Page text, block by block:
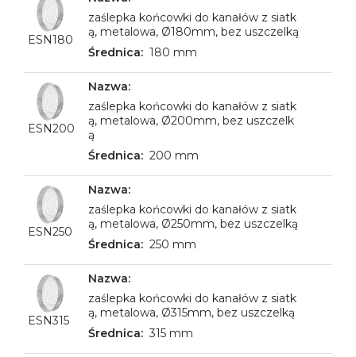
ESN180
zaślepka końcowki do kanałów z siatk
ą, metalowa, Ø180mm, bez uszczelką
180 mm
ESN200
zaślepka końcowki do kanałów z siatk
ą, metalowa, Ø200mm, bez uszczelk
ą
200 mm
ESN250
zaślepka końcowki do kanałów z siatk
ą, metalowa, Ø250mm, bez uszczelką
250 mm
ESN315
zaślepka końcowki do kanałów z siatk
ą, metalowa, Ø315mm, bez uszczelką
315 mm